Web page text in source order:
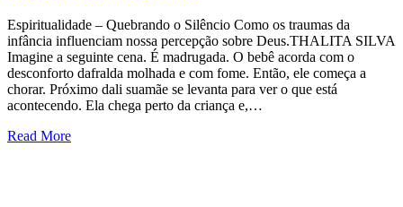
Espiritualidade – Quebrando o Silêncio Como os traumas da
infância influenciam nossa percepção sobre Deus.THALITA SILVA
Imagine a seguinte cena. É madrugada. O bebê acorda com o
desconforto dafralda molhada e com fome. Então, ele começa a
chorar. Próximo dali suamãe se levanta para ver o que está
acontecendo. Ela chega perto da criança e,…
Read More